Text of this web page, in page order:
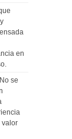
en
No se
valor